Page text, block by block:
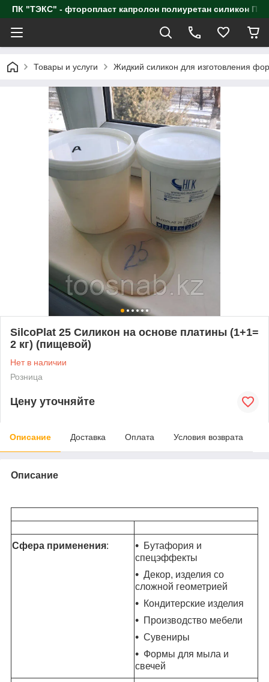
ПК "ТЭКС" - фторопласт капролон полиуретан
Товары и услуги Жидкий силикон для изготовления
SilcoPlat 25 Силикон на основе платины (1+1=
2 кг) (пищевой)
Нет в наличии
Розница
Цену уточняйте
Описание Доставка Оплата Условия возврата
Описание
Сфера применения:
Бутафория и
спецэффекты
Декор, изделия со
сложной геометрией
Кондитерские изделия
Производство мебели
Сувениры
Формы для мыла и
свечей